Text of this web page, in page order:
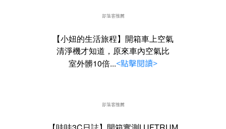
部落客推薦
【小妞的生活旅程】開箱車上空氣
清淨機才知道，原來車內空氣比
室外髒10倍...<點擊閱讀>
部落客推薦